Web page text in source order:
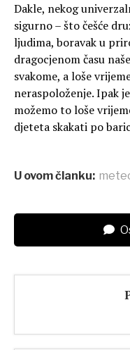
Dakle, nekog
sigurno – što češće
ljudima, boravak u
dragocjenom času
svakome, a loše
neraspoloženje. Ipak
možemo to loše
djeteta skakati po
U ovom članku: